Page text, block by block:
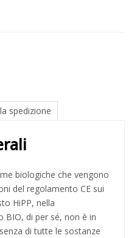
spedizione
biologiche che vengono
del regolamento CE sui
HiPP, nella
BIO, di per sé, non è in
di tutte le sostanze